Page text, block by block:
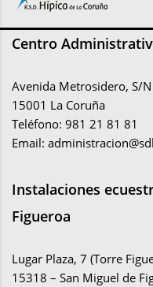
Centro
Avenida Metrosidero, S/N
15001 La Coruña
Teléfono: 981 21 81 81
Email:
Instalaciones
Figueroa
Lugar Plaza, 7 (Torre
15318 – San Miguel de